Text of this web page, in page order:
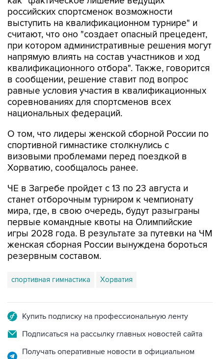
выступить на квалификационном турнире" и
считают, что оно "создает опасный прецедент,
при котором административные решения могут
напрямую влиять на состав участников и ход
квалификационного отбора". Также, говорится
в сообщении, решение ставит под вопрос
равные условия участия в квалификационных
соревнованиях для спортсменов всех
национальных федераций.
О том, что лидеры женской сборной России по
визовыми проблемами перед поездкой в
Хорватию, сообщалось ранее.
ЧЕ в Загребе пройдет с 13 по 23 августа и
мира, где, в свою очередь, будут разыграны
первые командные квоты на Олимпийские
игры 2028 года. В результате за путевки на ЧМ
женская сборная России вынуждена бороться
резервным составом.
спортивная гимнастика Хорватия
Подписаться на рассылку главных новостей сайта
Получать оперативные новости в официальном
канале